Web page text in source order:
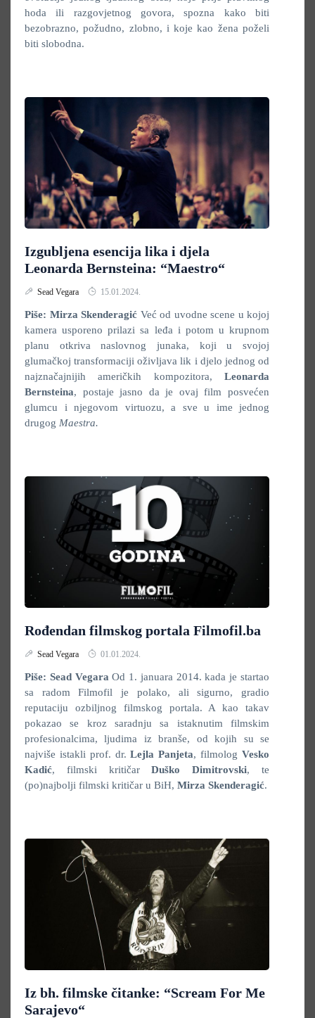
hoda ili razgovjetnog govora, spozna kako biti
bezobrazno, požudno, zlobno, i koje kao žena poželi
biti slobodna.
Izgubljena esencija lika i djela
Leonarda Bernsteina: “Maestro“
Sead Vegara 15.01.2024.
Piše: Mirza Skenderagić Već od uvodne scene u kojoj
kamera usporeno prilazi sa leđa i potom u krupnom
planu otkriva naslovnog junaka, koji u svojoj
glumačkoj transformaciji oživljava lik i djelo jednog od
najznačajnijih američkih kompozitora, Leonarda
Bernsteina, postaje jasno da je ovaj film posvećen
glumcu i njegovom virtuozu, a sve u ime jednog
drugog Maestra.
Rođendan filmskog portala Filmofil.ba
Sead Vegara 01.01.2024.
Piše: Sead Vegara Od 1. januara 2014. kada je startao
sa radom Filmofil je polako, ali sigurno, gradio
reputaciju ozbiljnog filmskog portala. A kao takav
pokazao se kroz saradnju sa istaknutim filmskim
profesionalcima, ljudima iz branše, od kojih su se
najviše istakli prof. dr.Lejla Panjeta, filmologVesko
Kadić, filmski kritičarDuško Dimitrovski, te
(po)najbolji filmski kritičar u BiH, Mirza Skenderagić.
Iz bh. filmske čitanke: “Scream For Me
Sarajevo“